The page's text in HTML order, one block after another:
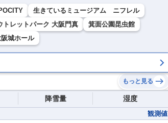
生きているミュージアム ニフレル
トレットパーク 大阪門真
箕面公園昆虫館
城ホール
もっと見る
降雪量 湿度
観測値